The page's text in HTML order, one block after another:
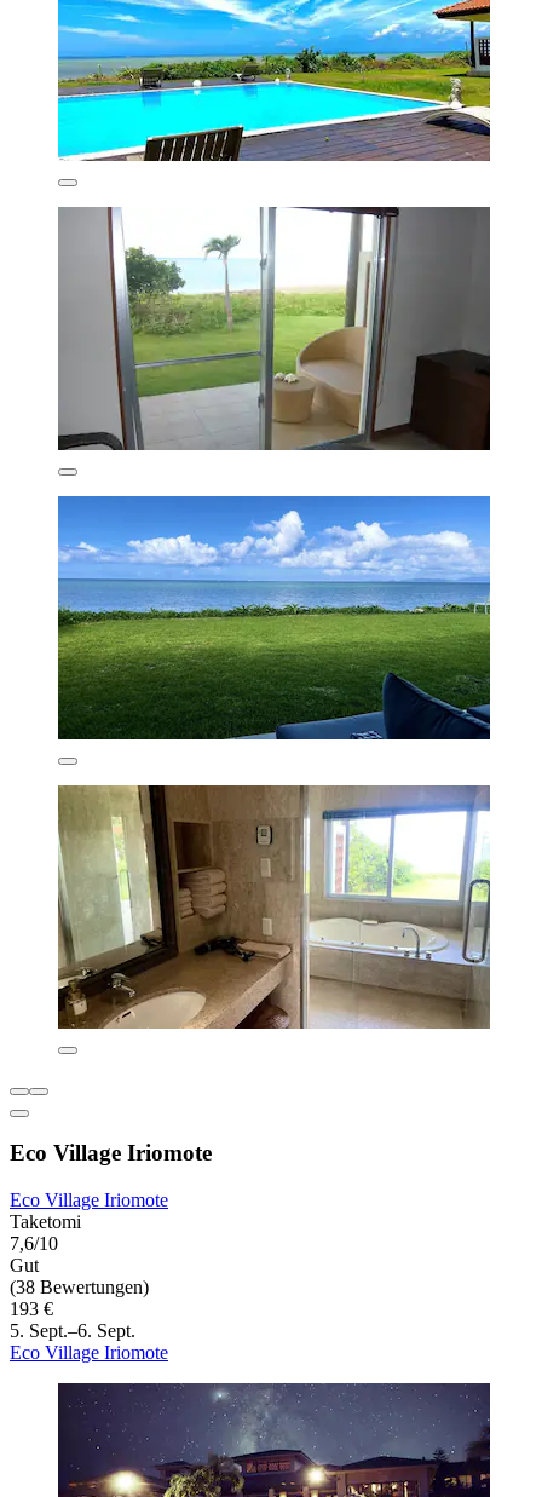
Eco Village Iriomote
Eco Village Iriomote
Taketomi
7,6/10
Gut
(38 Bewertungen)
193 €
5. Sept.–6. Sept.
Eco Village Iriomote